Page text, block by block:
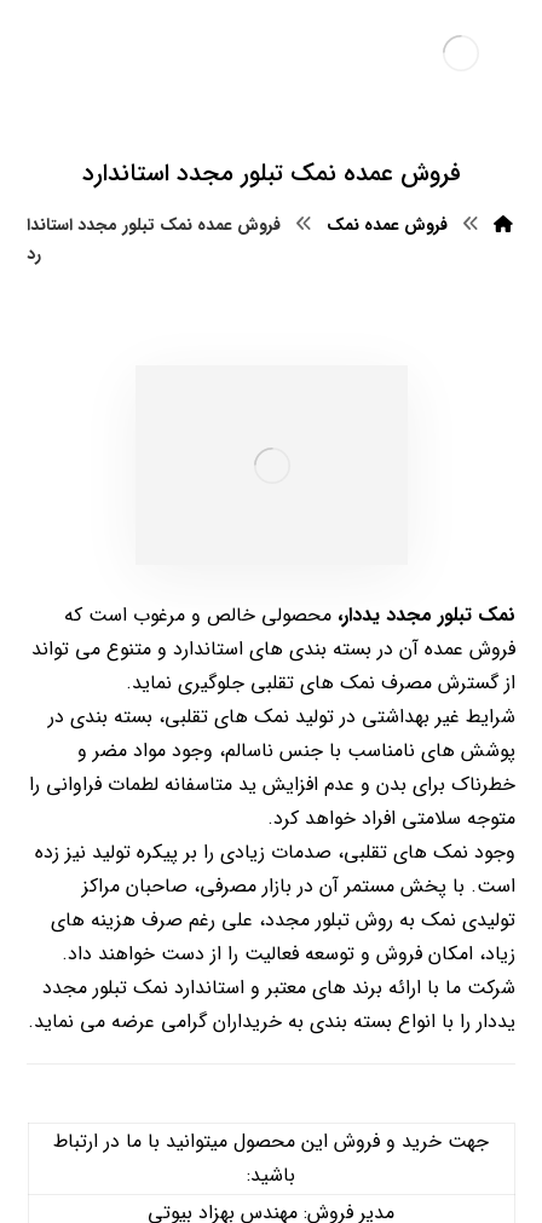
فروش عمده نمک تبلور مجدد استاندارد
فروش عمده نمک
فروش عمده نمک تبلور مجدد استاندا
رد
نمک تبلور مجدد یددار، محصولی خالص و مرغوب است که
فروش عمده آن در بسته بندی های استاندارد و متنوع می تواند
از گسترش مصرف نمک های تقلبی جلوگیری نماید.
شرایط غیر بهداشتی در تولید نمک های تقلبی، بسته بندی در
پوشش های نامناسب با جنس ناسالم، وجود مواد مضر و
خطرناک برای بدن و عدم افزایش ید متاسفانه لطمات فراوانی را
متوجه سلامتی افراد خواهد کرد.
وجود نمک های تقلبی، صدمات زیادی را بر پیکره تولید نیز زده
است. با پخش مستمر آن در بازار مصرفی، صاحبان مراکز
تولیدی نمک به روش تبلور مجدد، علی رغم صرف هزینه های
زیاد، امکان فروش و توسعه فعالیت را از دست خواهند داد.
شرکت ما با ارائه برند های معتبر و استاندارد نمک تبلور مجدد
یددار را با انواع بسته بندی به خریداران گرامی عرضه می نماید.
جهت خرید و فروش این محصول میتوانید با ما در ارتباط
باشید:
مدیر فروش: مهندس بهزاد بیوتی